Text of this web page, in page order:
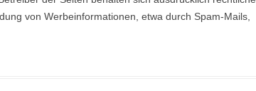
von Werbeinformationen, etwa durch Spam-Mails,